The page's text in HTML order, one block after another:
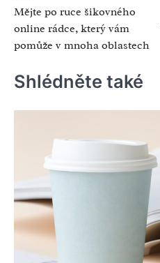
pro
příspěvek
Mějte po ruce šikovného
online rádce, který vám
pomůže v mnoha oblastech
Shlédněte také